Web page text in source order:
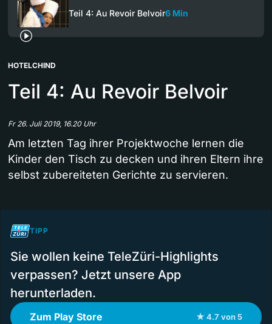
Teil 4: Au Revoir Belvoir6 Min
HOTELCHIND
Teil 4: Au Revoir Belvoir
Fr 26. Juli 2019, 16.20 Uhr
Am letzten Tag ihrer Projektwoche lernen die
Kinder den Tisch zu decken und ihren Eltern ihre
selbst zubereiteten Gerichte zu servieren.
TIPP
Sie wollen keine TeleZüri-Highlights
verpassen? Jetzt unsere App
herunterladen.
Zum Play Store ★ 4.7 von 5